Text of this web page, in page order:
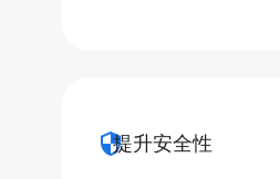
security提升安全性